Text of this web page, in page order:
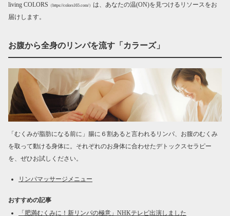
living COLORS （https://colors165.com/） は、あなたの温(ON)を見つけるリソースをお
届けします。
お腹から全身のリンパを流す「カラーズ」
「むくみが脂肪になる前に」腸に６割あると言われるリンパ、お腹のむくみ
を取って動ける身体に。それぞれのお身体に合わせたデトックスセラピー
を、ぜひお試しください。
リンパマッサージメニュー
おすすめの記事
「肥満むくみに！新リンパの極意」NHKテレビ出演しました